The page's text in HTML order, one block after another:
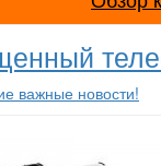
важные новости!